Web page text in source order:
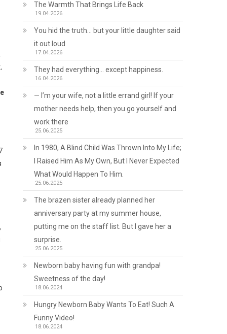
The Warmth That Brings Life Back
19.04.2026
You hid the truth… but your little daughter said
it out loud
17.04.2026
They had everything… except happiness.
16.04.2026
— I’m your wife, not a little errand girl! If your
mother needs help, then you go yourself and
work there
25.06.2025
In 1980, A Blind Child Was Thrown Into My Life;
I Raised Him As My Own, But I Never Expected
What Would Happen To Him.
25.06.2025
The brazen sister already planned her
anniversary party at my summer house,
putting me on the staff list. But I gave her a
surprise.
25.06.2025
Newborn baby having fun with grandpa!
Sweetness of the day!
18.06.2024
Hungry Newborn Baby Wants To Eat! Such A
Funny Video!
18.06.2024